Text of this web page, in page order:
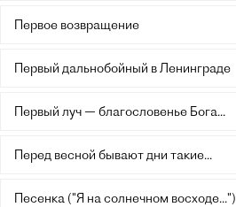
Первое возвращение
Первый дальнобойный в Ленинграде
Первый луч — благословенье Бога...
Перед весной бывают дни такие...
Песенка ("Я на солнечном восходе...")